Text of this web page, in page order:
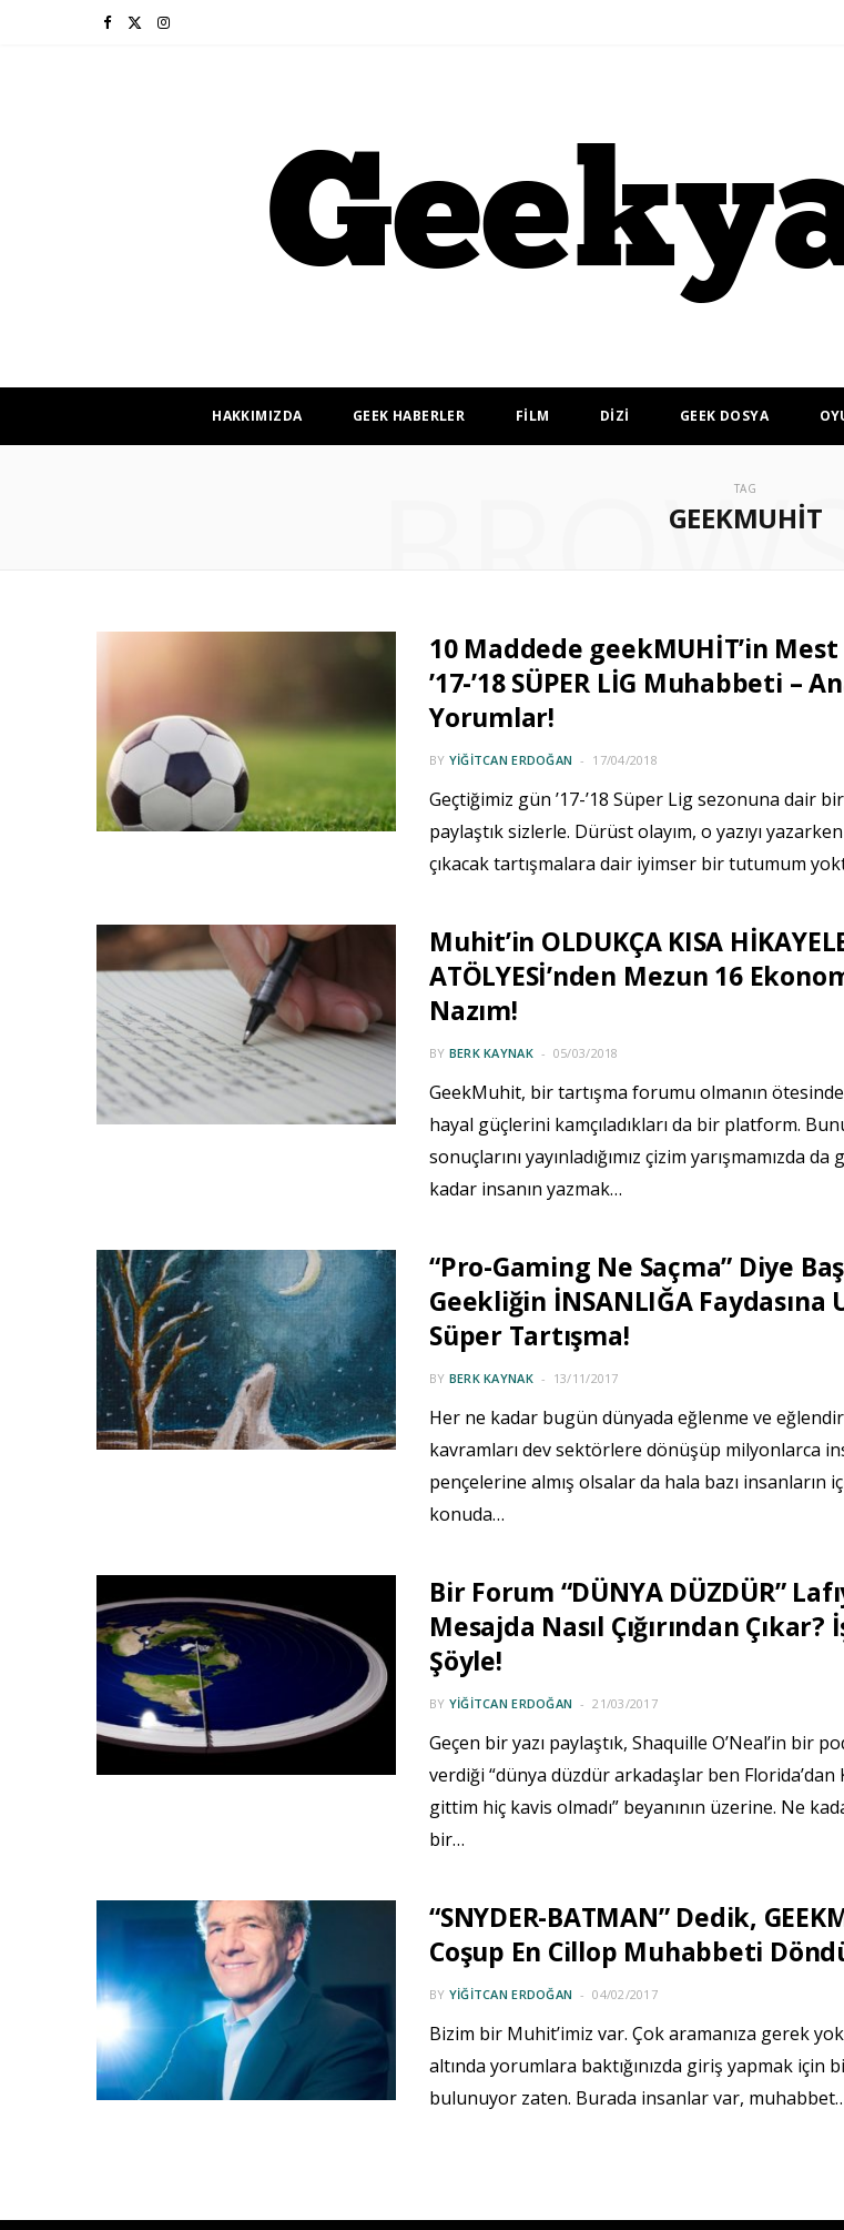
F I
HAKKIMIZDA GEEK HABERLER FİLM DİZİ GEEK DOSYA
TAG
GEEKMUHIT
10 Maddede geekMUHİT’in Mest
’17-’18 SÜPER LİG Muhabbeti –
Yorumlar!
BY YIĞITCAN ERDOĞAN 17/04/2018
Geçtiğimiz gün ’17-’18 Süper Lig sezonuna dair bir
paylaştık sizlerle. Dürüst olayım, o yazıyı
çıkacak tartışmalara dair iyimser bir tutumum
Muhit’in OLDUKÇA KISA
ATÖLYESİ’nden Mezun 16
Nazım!
BY BERK KAYNAK 05/03/2018
GeekMuhit, bir tartışma forumu olmanın
hayal güçlerini kamçıladıkları da bir platform.
sonuçlarını yayınladığımız çizim yarışmamızda
kadar insanın yazmak…
“Pro-Gaming Ne Saçma” Diye
Geekliğin İNSANLIĞA Faydasına
Süper Tartışma!
BY BERK KAYNAK 13/11/2017
Her ne kadar bugün dünyada eğlenme ve
kavramları dev sektörlere dönüşüp milyonlarca
pençelerine almış olsalar da hala bazı insanların
konuda…
Bir Forum “DÜNYA DÜZDÜR”
Mesajda Nasıl Çığırından Çıkar?
Şöyle!
BY YIĞITCAN ERDOĞAN 21/03/2017
Geçen bir yazı paylaştık, Shaquille O’Neal’in bir
verdiği “dünya düzdür arkadaşlar ben Florida’dan
gittim hiç kavis olmadı” beyanının üzerine. Ne
bir…
“SNYDER-BATMAN” Dedik,
Coşup En Cillop Muhabbeti
BY YIĞITCAN ERDOĞAN 04/02/2017
Bizim bir Muhit’imiz var. Çok aramanıza gerek
altında yorumlara baktığınızda giriş yapmak için
bulunuyor zaten. Burada insanlar var,